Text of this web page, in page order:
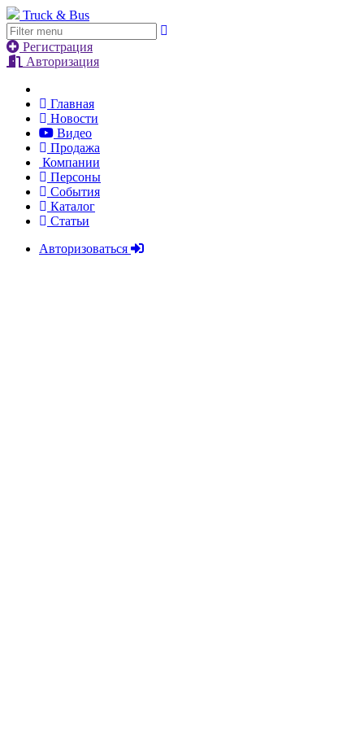
Truck & Bus
Регистрация
Авторизация
Главная
Новости
Видео
Продажа
Компании
Персоны
События
Каталог
Статьи
Авторизоваться